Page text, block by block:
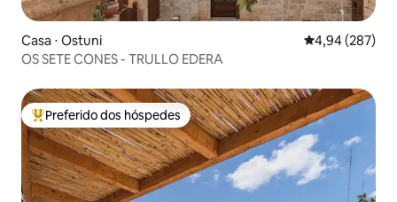
Casa ⋅ Ostuni 4,94 de uma
4,94 (287)
OS SETE CONES - TRULLO EDERA
Entre os melhores preferidos dos hóspedes
Preferido dos hóspedes